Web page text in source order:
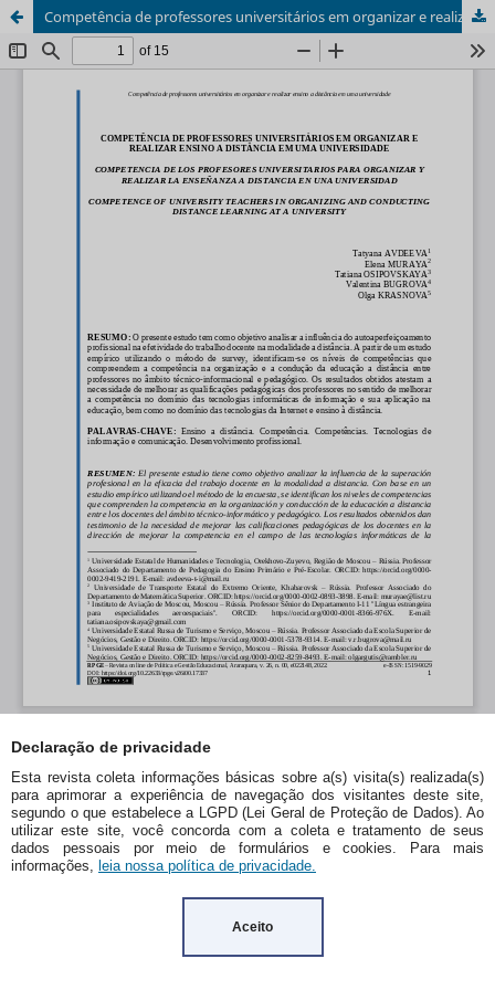
Declaração de privacidade
Esta revista coleta informações básicas sobre a(s) visita(s) realizada(s)
para aprimorar a experiência de navegação dos visitantes deste site,
segundo o que estabelece a LGPD (Lei Geral de Proteção de Dados). Ao
utilizar este site, você concorda com a coleta e tratamento de seus
dados pessoais por meio de formulários e cookies. Para mais
informações, leia nossa política de privacidade.
Aceito
Competência de professores universitários em organizar e realizar ensino a distância em uma universidade